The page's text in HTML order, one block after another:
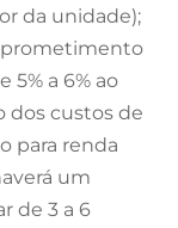
da unidade);
5% a 6% ao
dos custos de
para renda
um
de 3 a 6